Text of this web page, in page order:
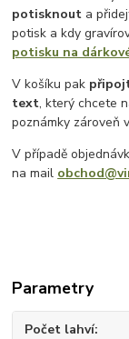
potisknout a
potisk a kdy
potisku na
V košíku pak
text, který chcete
poznámky zároveň
V případě
na mail
Parametry
Počet lahví